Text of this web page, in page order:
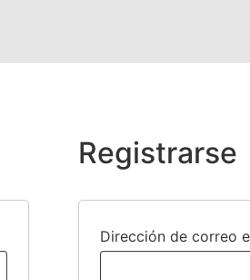
Registrarse
Dirección de correo